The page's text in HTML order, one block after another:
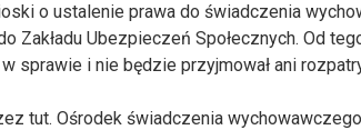
o ustalenie prawa do świadczenia
Zakładu Ubezpieczeń Społecznych. Od
sprawie i nie będzie przyjmował ani
tut. Ośrodek świadczenia